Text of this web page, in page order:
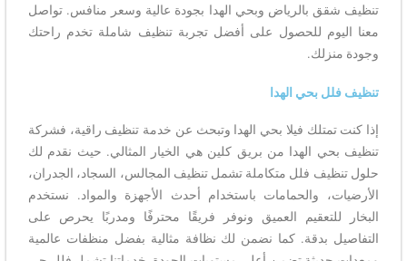
تنظيف شقق بالرياض وبحي الهدا بجودة عالية وسعر منافس. تواصل
معنا اليوم للحصول على أفضل تجربة تنظيف شاملة تخدم راحتك
وجودة منزلك.
تنظيف فلل بحي الهدا
إذا كنت تمتلك فيلا بحي الهدا وتبحث عن خدمة تنظيف راقية، فشركة
تنظيف بحي الهدا من بريق كلين هي الخيار المثالي. حيث نقدم لك
حلول تنظيف فلل متكاملة تشمل تنظيف المجالس، السجاد، الجدران،
الأرضيات، والحمامات باستخدام أحدث الأجهزة والمواد. نستخدم
البخار للتعقيم العميق ونوفر فريقًا محترفًا ومدربًا يحرص على
التفاصيل بدقة. كما نضمن لك نظافة مثالية بفضل منظفات عالمية